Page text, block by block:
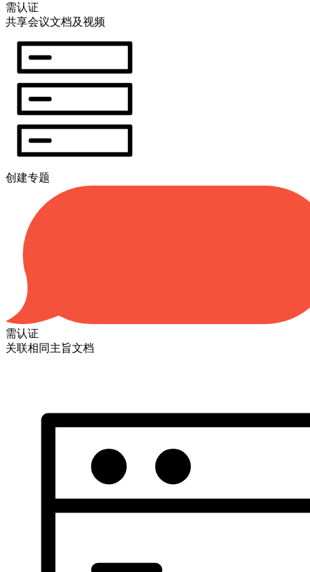
需认证
共享会议文档及视频
创建专题
需认证
关联相同主旨文档